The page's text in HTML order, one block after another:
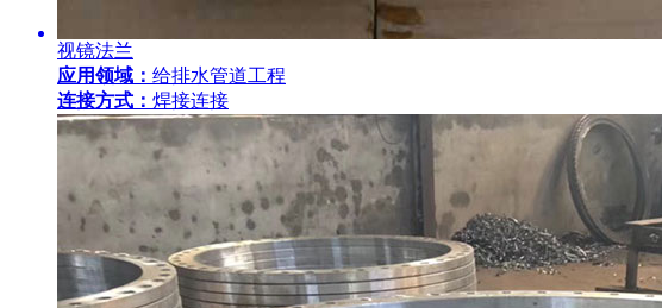
视镜法兰
应用领域： 给排水管道工程
连接方式： 焊接连接